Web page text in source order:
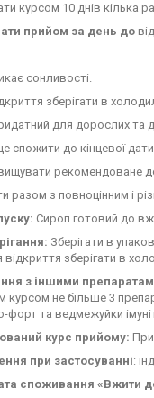
курсом 10 днів кілька
прийом за день до
сонливості.
зберігати в
для дорослих та
спожити до кінцевої
рекомендоване
разом з повноцінним і
Сироп готовий до
Зберігати в
відкриття зберігати в
з іншими
курсом не більше 3
форт та ведмежуйки
курс прийому:
при застосуванні:
споживання «Вжити